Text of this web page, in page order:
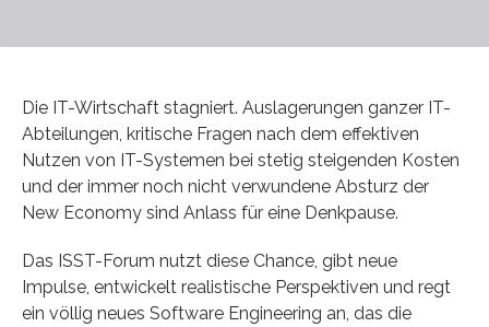
Die IT-Wirtschaft stagniert. Auslagerungen ganzer IT-
Abteilungen, kritische Fragen nach dem effektiven
Nutzen von IT-Systemen bei stetig steigenden Kosten
und der immer noch nicht verwundene Absturz der
New Economy sind Anlass für eine Denkpause.
Das ISST-Forum nutzt diese Chance, gibt neue
Impulse, entwickelt realistische Perspektiven und regt
ein völlig neues Software Engineering an, das die